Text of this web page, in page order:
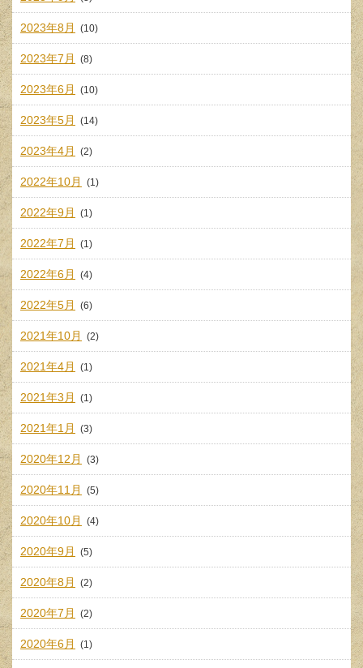
2023年8月 (10)
2023年7月 (8)
2023年6月 (10)
2023年5月 (14)
2023年4月 (2)
2022年10月 (1)
2022年9月 (1)
2022年7月 (1)
2022年6月 (4)
2022年5月 (6)
2021年10月 (2)
2021年4月 (1)
2021年3月 (1)
2021年1月 (3)
2020年12月 (3)
2020年11月 (5)
2020年10月 (4)
2020年9月 (5)
2020年8月 (2)
2020年7月 (2)
2020年6月 (1)